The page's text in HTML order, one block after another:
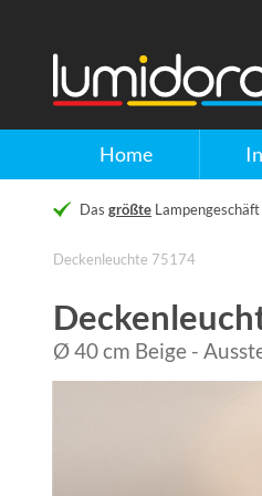
Home
Das größte
Deckenleuchte 75174
Ø 40 cm Beige -